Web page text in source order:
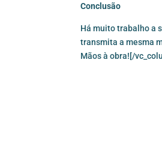
Conclusão
Há muito trabalho a
transmita a mesma
Mãos à obra![/